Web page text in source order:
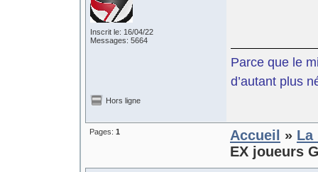
Inscrit le: 16/04/22
Messages: 5664
Parce que le
d’autant plus
Hors ligne
Pages: 1 Accueil » La
EX joueurs